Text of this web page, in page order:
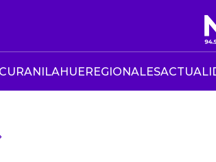
CURANILAHUEREGIONALES